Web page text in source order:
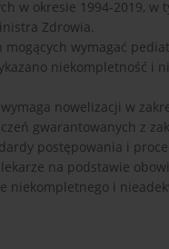
w okresie 1994-2019,
Zdrowia.
wymagać
niekompletność i
nowelizacji w
gwarantowanych z
postępowania i
na podstawie
niekompletnego i